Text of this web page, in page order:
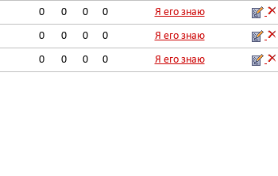
0 0 0 0
Я его знаю
0 0 0 0
Я его знаю
0 0 0 0 Я его знаю